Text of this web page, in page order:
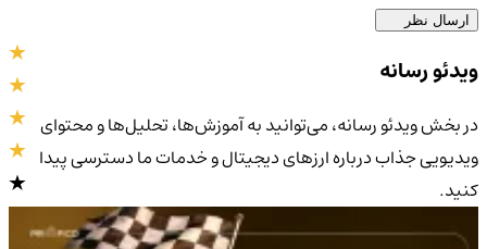
ارسال نظر
4.9/5
ویدئو رسانه
در بخش ویدئو رسانه، می‌توانید به آموزش‌ها، تحلیل‌ها و محتوای
ویدیویی جذاب درباره ارزهای دیجیتال و خدمات ما دسترسی پیدا
کنید.